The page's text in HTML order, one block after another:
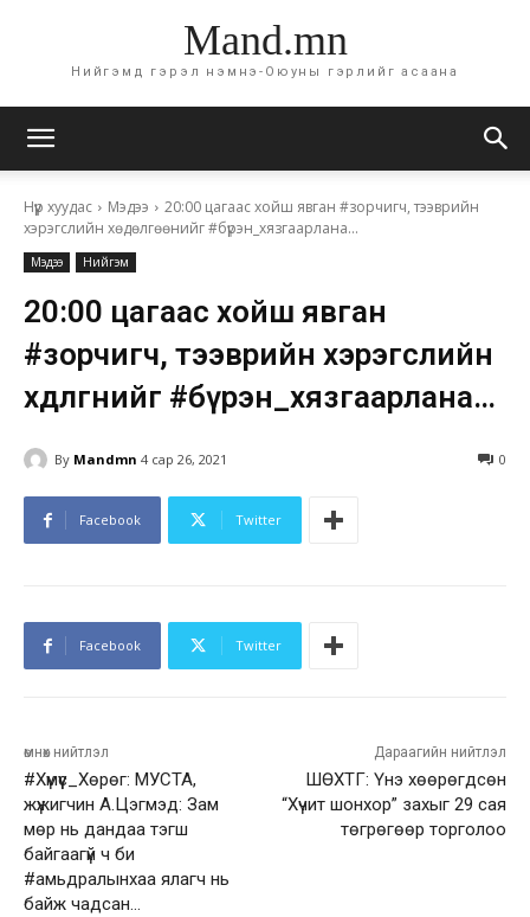
Mand.mn
Нийгэмд гэрэл нэмнэ-Оюуны гэрлийг асаана
Нүүр хуудас Мэдээ
20:00 цагаас хойш явган #зорчигч, тээврийн
хэрэгслийн хөдөлгөөнийг #бүрэн_хязгаарлана...
Мэдээ Нийгэм
20:00 цагаас хойш явган
#зорчигч, тээврийн хэрэгслийн
хөдөлгөөнийг #бүрэн_хязгаарлана…
By Mandmn 4 сар 26, 2021 0
Facebook Twitter
Facebook Twitter
өмнөх нийтлэл
#Хүмүүс_Хөрөг: МУСТА,
жүжигчин А.Цэгмэд: Зам
мөр нь дандаа тэгш
байгаагүй ч би
#амьдралынхаа ялагч нь
байж чадсан…
Дараагийн нийтлэл
ШӨХТГ: Үнэ хөөрөгдсөн
“Хүчит шонхор” захыг 29 сая
төгрөгөөр торголоо